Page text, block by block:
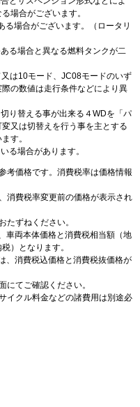
場合がございます。
場合がございます。（ロータリ
る場合と異なる燃料タンクが二
は10モード、JC08モードのいず
の数値は走行条件などにより異
り替える事が出来る４WDを「パ
又は切替えを行う事を主とする
す。
る場合があります。
考価格です。消費税率は価格情報
消費税率変更前の価格が表示され
たずねください。
車両本体価格と消費税相当額（地
）となります。
、消費税込価格と消費税抜価格が
にてご確認ください。
イクル料金などの諸費用は別途必